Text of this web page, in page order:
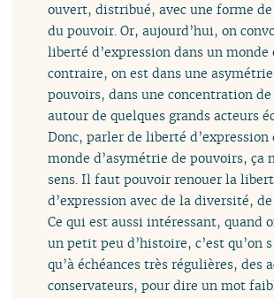
ouvert, distribué, avec une forme
du pouvoir. Or, aujourd’hui, on
liberté d’expression dans un monde
contraire, on est dans une
pouvoirs, dans une concentration
autour de quelques grands acteurs
Donc, parler de liberté d’expression
monde d’asymétrie de pouvoirs, ça
sens. Il faut pouvoir renouer la
d’expression avec de la diversité,
Ce qui est aussi intéressant, quand
un petit peu d’histoire, c’est qu’on
qu’à échéances très régulières, des
conservateurs, pour dire un mot